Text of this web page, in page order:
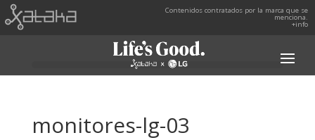
Contenidos contratados por la marca que se
menciona.
+info
monitores-lg-03